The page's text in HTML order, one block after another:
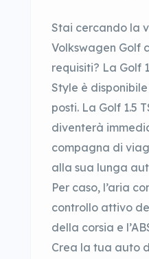
Stai cercando la
Volkswagen Golf
requisiti? La Golf
Style è
posti. La Golf 1.5
diventerà
compagna di
alla sua lunga
Per caso, l’aria
controllo attivo
della corsia e
Crea la tua auto